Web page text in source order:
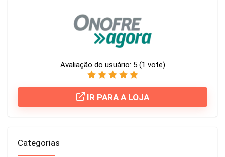
Avaliação do usuário: 5 (1 vote)
IR PARA A LOJA
Categorias